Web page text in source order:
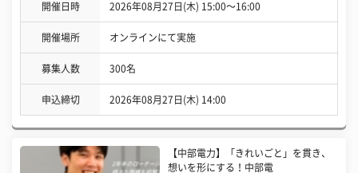
開催日時 2026年08月27日(木) 15:00〜16:00
開催場所 オンラインにて実施
募集人数 300名
申込締切 2026年08月27日(木) 14:00
【中部電力】「きれいごと」を貫き、
想いを形にする！中部電